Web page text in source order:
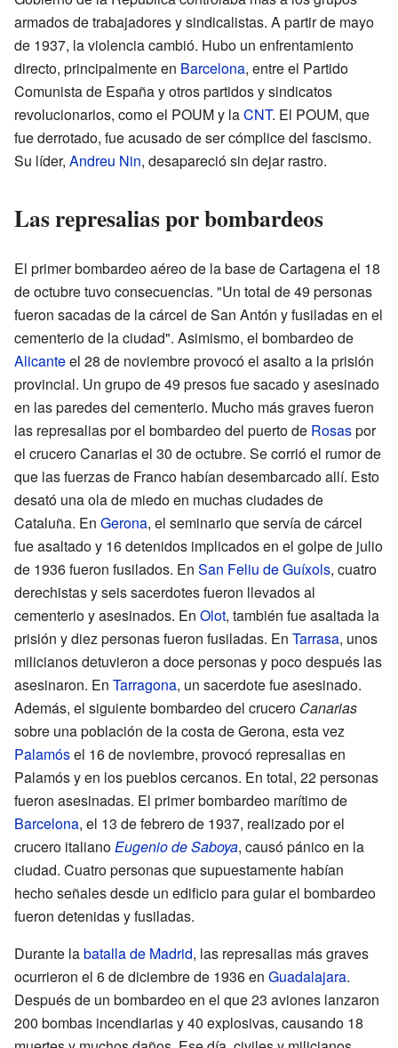
armados de trabajadores y sindicalistas. A partir de mayo
de 1937, la violencia cambió. Hubo un enfrentamiento
directo, principalmente en Barcelona, entre el Partido
Comunista de España y otros partidos y sindicatos
revolucionarios, como el POUM y laCNT. El POUM, que
fue derrotado, fue acusado de ser cómplice del fascismo.
Su líder, Andreu Nin, desapareció sin dejar rastro.
Las represalias por bombardeos
El primer bombardeo aéreo de la base de Cartagena el 18
de octubre tuvo consecuencias. "Un total de 49 personas
fueron sacadas de la cárcel de San Antón y fusiladas en el
cementerio de la ciudad". Asimismo, el bombardeo de
Alicanteel 28 de noviembre provocó el asalto a la prisión
provincial. Un grupo de 49 presos fue sacado y asesinado
en las paredes del cementerio. Mucho más graves fueron
las represalias por el bombardeo del puerto de Rosaspor
el crucero Canarias el 30 de octubre. Se corrió el rumor de
que las fuerzas de Franco habían desembarcado allí. Esto
desató una ola de miedo en muchas ciudades de
Cataluña. En Gerona, el seminario que servía de cárcel
fue asaltado y 16 detenidos implicados en el golpe de julio
de 1936 fueron fusilados. En San Feliu de Guíxols, cuatro
derechistas y seis sacerdotes fueron llevados al
cementerio y asesinados. En Olot, también fue asaltada la
prisión y diez personas fueron fusiladas. En Tarrasa, unos
milicianos detuvieron a doce personas y poco después las
asesinaron. En Tarragona, un sacerdote fue asesinado.
Además, el siguiente bombardeo del crucero Canarias
sobre una población de la costa de Gerona, esta vez
Palamósel 16 de noviembre, provocó represalias en
Palamós y en los pueblos cercanos. En total, 22 personas
fueron asesinadas. El primer bombardeo marítimo de
Barcelona, el 13 de febrero de 1937, realizado por el
crucero italianoEugenio de Saboya, causó pánico en la
ciudad. Cuatro personas que supuestamente habían
hecho señales desde un edificio para guiar el bombardeo
fueron detenidas y fusiladas.
Durante labatalla de Madrid, las represalias más graves
ocurrieron el 6 de diciembre de 1936 en Guadalajara.
Después de un bombardeo en el que 23 aviones lanzaron
200 bombas incendiarias y 40 explosivas, causando 18